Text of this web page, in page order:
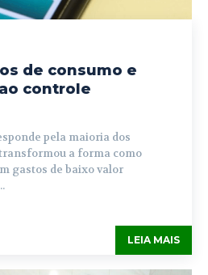
de consumo e
controle
pela maioria dos
a forma como
gastos de baixo valor
LEIA MAIS